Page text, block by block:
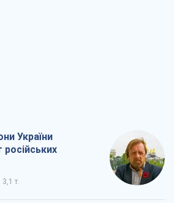
України
3,1 т.